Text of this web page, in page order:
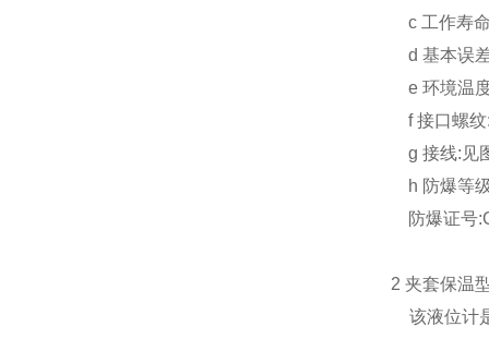
c 工作寿
d 基本误
e 环境温
f 接口螺纹
g 接线:见
h 防爆等
防爆证号
2 夹套保温
该液位计